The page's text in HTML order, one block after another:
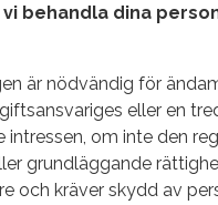
behandla dina
är nödvändig för
eller en
intressen, om inte den
grundläggande
och kräver skydd av